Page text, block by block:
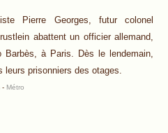
Pierre Georges, futur colonel
abattent un officier allemand,
Barbès, à Paris. Dès le lendemain,
leurs prisonniers des otages.
- Métro